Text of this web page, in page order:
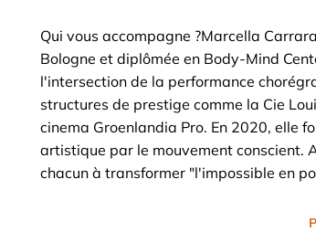
Qui vous accompagne ?Marcella
Bologne et diplômée en Body-Mind
l'intersection de la performance
structures de prestige comme la Cie
cinema Groenlandia Pro. En 2020, elle
artistique par le mouvement conscient.
chacun à transformer "l'impossible en